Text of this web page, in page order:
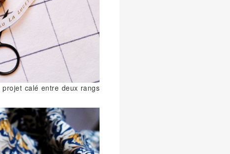
calé entre deux rangs